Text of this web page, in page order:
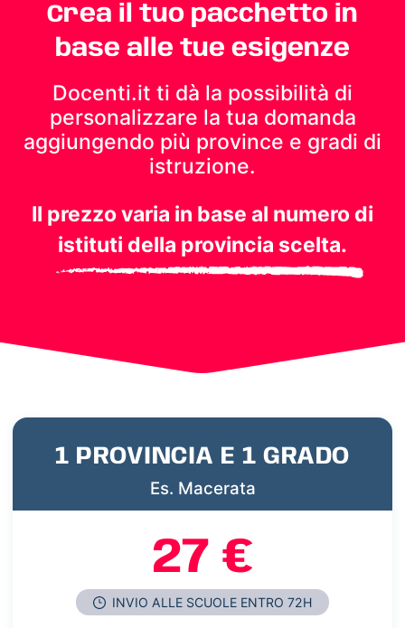
Crea il tuo pacchetto in
base alle tue esigenze
Docenti.it ti dà la possibilità di
personalizzare la tua domanda
aggiungendo più province e gradi di
istruzione.
Il prezzo varia in base al numero di
istituti della provincia scelta.
1 PROVINCIA E 1 GRADO
Es. Macerata
27 €
INVIO ALLE SCUOLE ENTRO 72H